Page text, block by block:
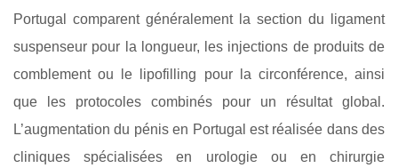
Portugal comparent généralement la section du ligament
suspenseur pour la longueur, les injections de produits de
comblement ou le lipofilling pour la circonférence, ainsi
que les protocoles combinés pour un résultat global.
L’augmentation du pénis en Portugal est réalisée dans des
cliniques spécialisées en urologie ou en chirurgie